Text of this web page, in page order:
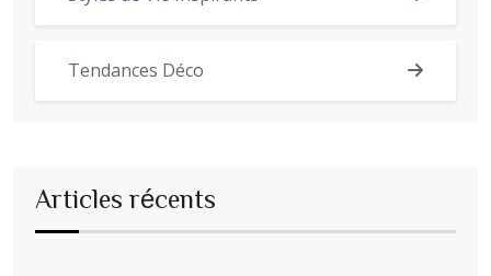
Tendances Déco
Articles récents